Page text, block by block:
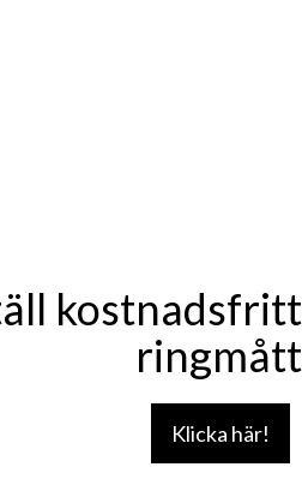
kostnadsfritt
ringmått
Klicka här!